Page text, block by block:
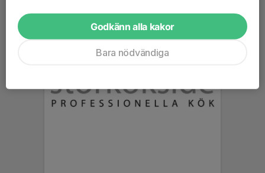
Godkänn alla kakor
Bara nödvändiga